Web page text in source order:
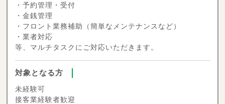
・予約管理・受付
・金銭管理
・フロント業務補助（簡単なメンテナンスなど）
・業者対応
等、マルチタスクにご対応いただきます。
対象となる方
未経験可
接客業経験者歓迎